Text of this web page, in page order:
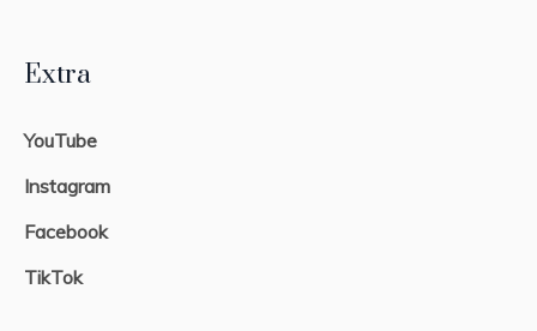
Extra
YouTube
Instagram
Facebook
TikTok